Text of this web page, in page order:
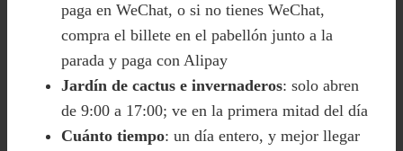
paga en WeChat, o si no tienes WeChat,
compra el billete en el pabellón junto a la
parada y paga con Alipay
Jardín de cactus e invernaderos: solo abren
de 9:00 a 17:00; ve en la primera mitad del día
Cuánto tiempo: un día entero, y mejor llegar